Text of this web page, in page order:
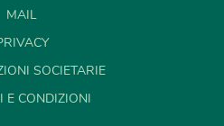
MAIL
SOCIETARIE
E CONDIZIONI